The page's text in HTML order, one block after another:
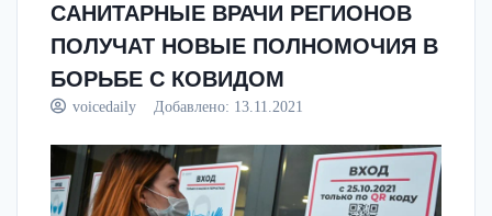
САНИТАРНЫЕ ВРАЧИ РЕГИОНОВ
ПОЛУЧАТ НОВЫЕ ПОЛНОМОЧИЯ В
БОРЬБЕ С КОВИДОМ
voicedaily Добавлено: 13.11.2021